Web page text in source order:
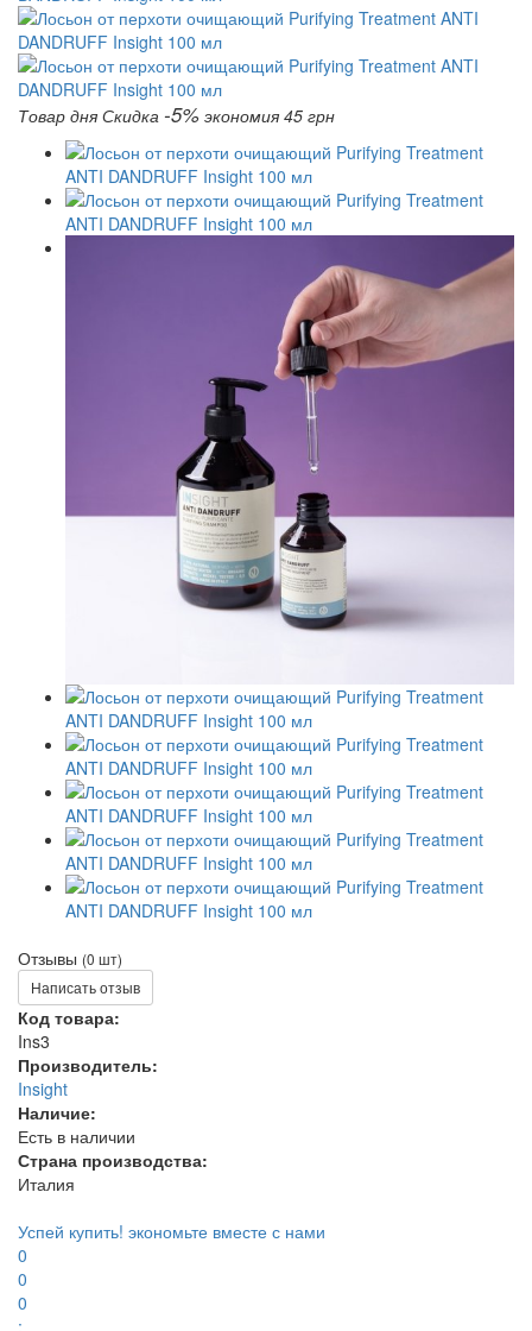
Товар дня Скидка -5% экономия 45 грн
Отзывы (0 шт)
Написать отзыв
Код товара:
Ins3
Производитель:
Insight
Наличие:
Есть в наличии
Страна производства:
Италия
Успей купить! экономьте вместе с нами
0
0
0
: